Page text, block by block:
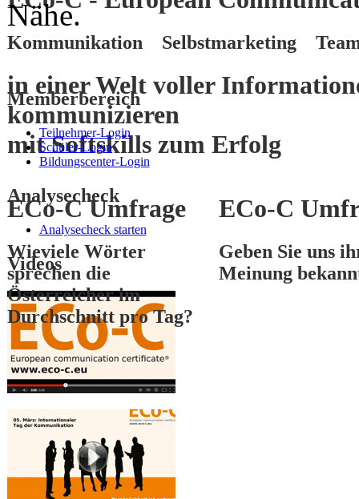
Kommunikation Selbstmarketing
in einer Welt voller
kommunizieren
mitSoftskillszum Erfolg
ECo-C Umfrage
Wieviele Wörter
sprechen die
Österreicher im
Durchschnitt pro Tag?
ECo-C
Geben Sie uns
Meinung
3
Nähe.
Memberbereich
Teilnehmer-Login
Schüler-Login
Bildungscenter-Login
Analysecheck
Analysecheck starten
Videos